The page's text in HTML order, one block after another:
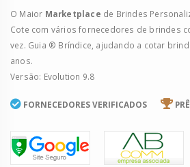
O Maior Marketplace de Brindes
Cote com vários fornecedores de brindes
vez. Guia ® Bríndice, ajudando a cotar
anos.
Versão: Evolution 9.8
FORNECEDORES VERIFICADOS